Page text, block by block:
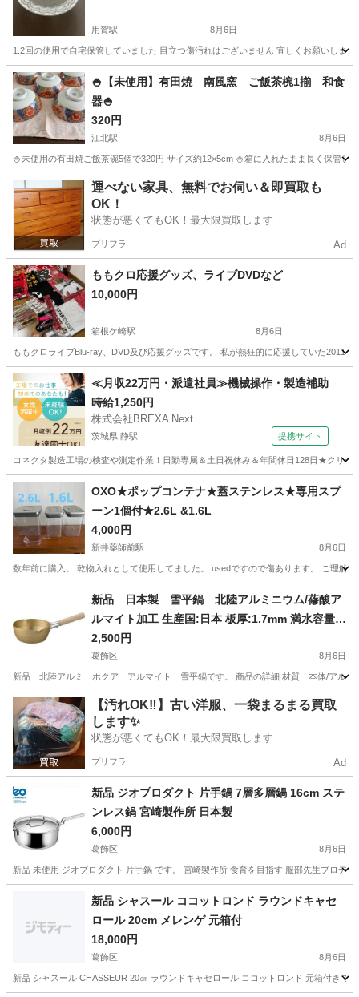
用賀駅 8月6日
1.2回の使用で自宅保管していました 目立つ傷汚れはございません 宜しくお願いします
東京 世田谷区 用賀駅 食器
🍚【未使用】有田焼 南風窯 ご飯茶椀1揃 和食
器🍚
320円
江北駅 8月6日
🍚未使用の有田焼ご飯茶碗5個で320円 サイズ約12×5cm 🍚箱に入れたまま長く保管
東京 足立区 江北駅 食器
運べない家具、無料でお伺い＆即買取も
OK！
状態が悪くてもOK！最大限買取します
プリフラ Ad
ももクロ応援グッズ、ライブDVDなど
10,000円
箱根ケ崎駅 8月6日
ももクロライブBlu-ray、DVD及び応援グッズです。 私が熱狂的に応援していた2011
東京 武蔵村山市 箱根ケ崎駅 その他 ももクロ
≪月収22万円・派遣社員≫機械操作・製造補助
時給1,250円
株式会社BREXA Next
茨城県 静駅 提携サイト
コネクタ製造工場の検査や測定作業！日勤専属＆土日祝休み＆年間休日128日★クリ
茨城 常陸大宮市 静駅 その他
OXO★ポップコンテナ★蓋ステンレス★専用スプ
ーン1個付★2.6L &1.6L
4,000円
新井薬師前駅 8月6日
数年前に購入。 乾物入れとして使用してました。 usedですので傷あります。 ご理解
新井薬師前駅 家庭用品
新品 日本製 雪平鍋 北陸アルミニウム/蓚酸ア
ルマイト加工 生産国:日本 板厚:1.7mm 満水容量:
1.1L
2,500円
葛飾区 8月6日
新品 北陸アルミ ホクア アルマイト 雪平鍋です。 商品の詳細 材質 本体/アルミ
東京 葛飾区 生活雑貨 日本
【汚れOK‼️】古い洋服、一袋まるまる買取
します✨
状態が悪くてもOK！最大限買取します
プリフラ Ad
新品 ジオプロダクト 片手鍋 7層多層鍋 16cm ステ
ンレス鍋 宮崎製作所 日本製
6,000円
葛飾区 8月6日
新品 未使用 ジオプロダクト 片手鍋 です。 宮崎製作所 食育を目指す 服部先生プロデ
生活雑貨 ジオプロダクト
新品 シャスール ココットロンド ラウンドキャセ
ロール 20cm メレンゲ 元箱付
18,000円
葛飾区 8月6日
新品 シャスール CHASSEUR 20㎝ ラウンドキャセロール ココットロンド 元箱付き